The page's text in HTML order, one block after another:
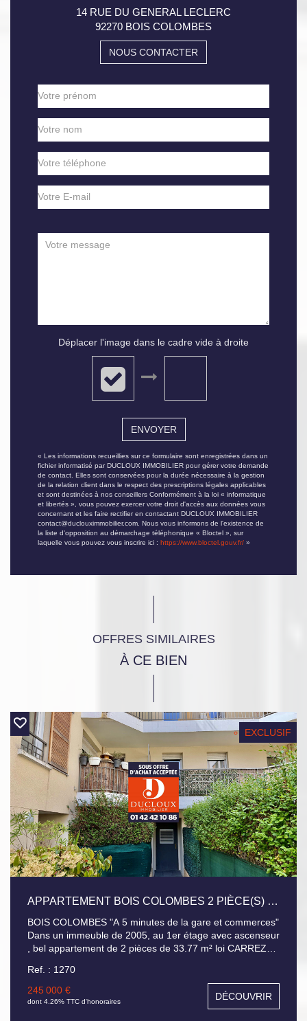
14 RUE DU GENERAL LECLERC
92270 BOIS COLOMBES
NOUS CONTACTER
Déplacer l'image dans le cadre vide à droite
ENVOYER
« Les informations recueillies sur ce formulaire sont enregistrées dans un
fichier informatisé par DUCLOUX IMMOBILIER pour gérer votre demande
de contact. Elles sont conservées pour la durée nécessaire à la gestion
de la relation client dans le respect des prescriptions légales applicables
et sont destinées à nos conseillers Conformément à la loi « informatique
et libertés », vous pouvez exercer votre droit d'accès aux données vous
concernant et les faire rectifier en contactant DUCLOUX IMMOBILIER
contact@duclouximmobilier.com. Nous vous informons de l'existence de
la liste d'opposition au démarchage téléphonique « Bloctel », sur
laquelle vous pouvez vous inscrire ici : https://www.bloctel.gouv.fr/ »
OFFRES SIMILAIRES
À CE BIEN
EXCLUSIF
APPARTEMENT BOIS COLOMBES 2 PIÈCE(S) 33.74 M2
BOIS COLOMBES "A 5 minutes de la gare et commerces"
Dans un immeuble de 2005, au 1er étage avec ascenseur
, bel appartement de 2 pièces de 33.77 m² loi CARREZ
une chambre, salle de bains avec WC, au sous sol un
emplacement de parking. Appartement vendu loué :
843.83 € charges comprises
Ref. : 1270
245 000 €
dont 4.26% TTC d'honoraires DÉCOUVRIR